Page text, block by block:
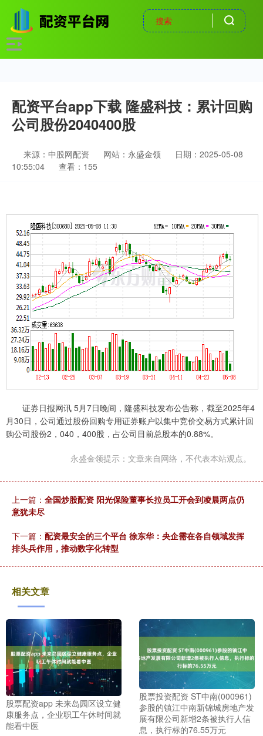
配资平台app下载 隆盛科技：累计回购
公司股份2040400股
来源：中股网配资 网站：永盛金领
日期：2025-05-08
10:55:04
查看：155
证券日报网讯 5月7日晚间，隆盛科技发布公告称，截至2025年4
月30日，公司通过股份回购专用证券账户以集中竞价交易方式累计回
购公司股份2，040，400股，占公司目前总股本的0.88%。
永盛金领提示：文章来自网络，不代表本站观点。
上一篇： 全国炒股配资 阳光保险董事长拉员工开会到凌晨两点仍
意犹未尽
下一篇： 配资最安全的三个平台 徐东华：央企需在各自领域发挥
排头兵作用，推动数字化转型
相关文章
股票配资app 未来岛园区设立健
康服务点，企业职工午休时间就
能看中医
股票投资配资 ST中南(000961)
参股的镇江中南新锦城房地产发
展有限公司新增2条被执行人信
息，执行标的76.55万元